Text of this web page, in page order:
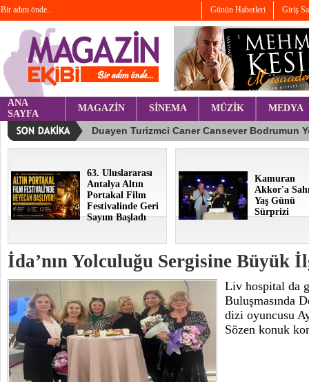
Bir adım önde... Günün Haberleri Giriş
ANA
SAYFA
MAGAZİN SİNEMA MÜZİK MEDYA
63. Uluslararası
Antalya Altın
Portakal Film
Festivalinde Geri
Sayım Başladı
Kamuran
Akkor'a
Yaş Günü
Sürprizi
İda’nın Yolculuğu Sergisine Büyük
Liv hospital da
Buluşmasında
dizi oyuncusu
Sözen konuk